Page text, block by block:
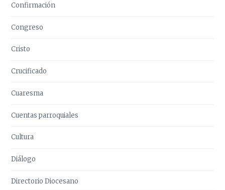
Confirmación
Congreso
Cristo
Crucificado
Cuaresma
Cuentas parroquiales
Cultura
Diálogo
Directorio Diocesano